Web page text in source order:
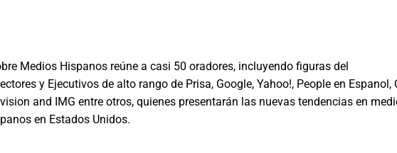
Medios Hispanos reúne a casi 50 oradores, incluyendo figuras del
y Ejecutivos de alto rango de Prisa, Google, Yahoo!, People en Espanol,
and IMG entre otros, quienes presentarán las nuevas tendencias en
en Estados Unidos.